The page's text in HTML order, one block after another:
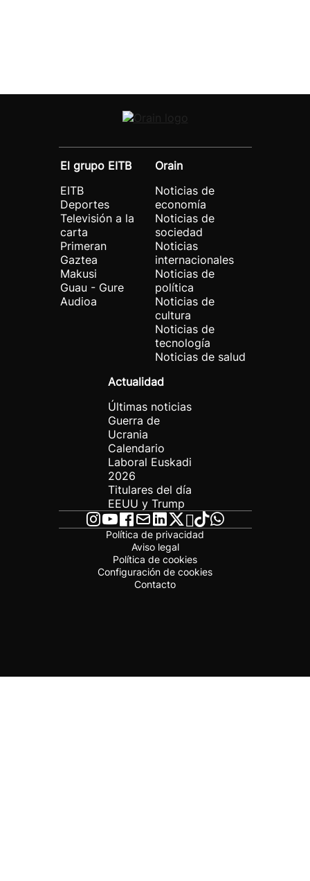
El grupo EITB
EITB
Deportes
Televisión a la
carta
Primeran
Gaztea
Makusi
Guau - Gure
Audioa
Orain
Noticias de
economía
Noticias de
sociedad
Noticias
internacionales
Noticias de
política
Noticias de
cultura
Noticias de
tecnología
Noticias de salud
Actualidad
Últimas noticias
Guerra de
Ucrania
Calendario
Laboral Euskadi
2026
Titulares del día
EEUU y Trump
Política de privacidad
Aviso legal
Política de cookies
Configuración de cookies
Contacto